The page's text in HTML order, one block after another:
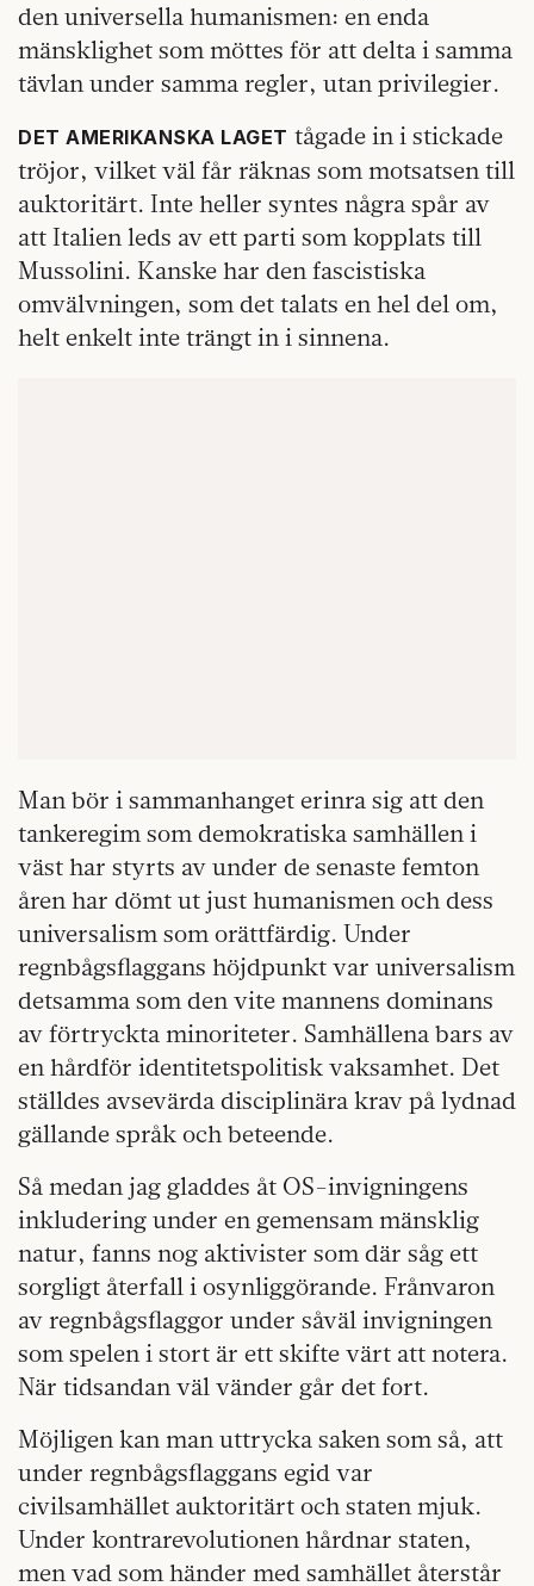
den universella humanismen: en enda
mänsklighet som möttes för att delta i samma
tävlan under samma regler, utan privilegier.
DET AMERIKANSKA LAGET tågade in i stickade
tröjor, vilket väl får räknas som motsatsen till
auktoritärt. Inte heller syntes några spår av
att Italien leds av ett parti som kopplats till
Mussolini. Kanske har den fascistiska
omvälvningen, som det talats en hel del om,
helt enkelt inte trängt in i sinnena.
Man bör i sammanhanget erinra sig att den
tankeregim som demokratiska samhällen i
väst har styrts av under de senaste femton
åren har dömt ut just humanismen och dess
universalism som orättfärdig. Under
regnbågsflaggans höjdpunkt var universalism
detsamma som den vite mannens dominans
av förtryckta minoriteter. Samhällena bars av
en hårdför identitetspolitisk vaksamhet. Det
ställdes avsevärda disciplinära krav på lydnad
gällande språk och beteende.
Så medan jag gladdes åt OS-invigningens
inkludering under en gemensam mänsklig
natur, fanns nog aktivister som där såg ett
sorgligt återfall i osynliggörande. Frånvaron
av regnbågsflaggor under såväl invigningen
som spelen i stort är ett skifte värt att notera.
När tidsandan väl vänder går det fort.
Möjligen kan man uttrycka saken som så, att
under regnbågsflaggans egid var
civilsamhället auktoritärt och staten mjuk.
Under kontrarevolutionen hårdnar staten,
men vad som händer med samhället återstår